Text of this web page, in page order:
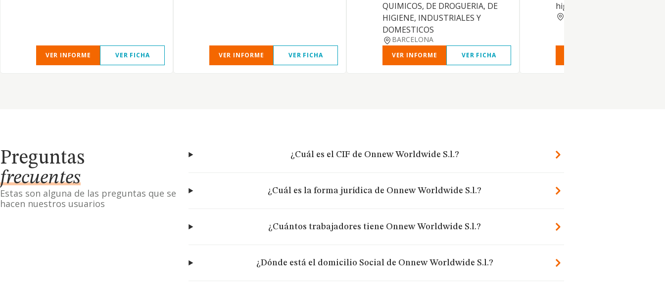
VER INFORME VER FICHA VER INFORME VER FICHA
QUIMICOS, DE DROGUERIA, DE
HIGIENE, INDUSTRIALES Y
DOMESTICOS
BARCELONA
VER INFORME VER FICHA
higiene profesional
Preguntas
frecuentes
Estas son alguna de las preguntas que se
hacen nuestros usuarios
¿Cuál es el CIF de Onnew Worldwide S.l.?
¿Cuál es la forma jurídica de Onnew Worldwide S.l.?
¿Cuántos trabajadores tiene Onnew Worldwide S.l.?
¿Dónde está el domicilio Social de Onnew Worldwide S.l.?